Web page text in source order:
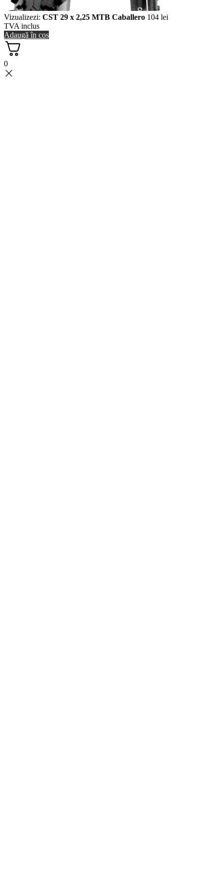
Vizualizezi: CST 29 x 2,25 MTB Caballero 104 lei
TVA inclus
Adaugă în coș
0